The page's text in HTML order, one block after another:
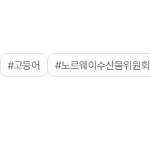
#고등어 #노르웨이수산물위원회